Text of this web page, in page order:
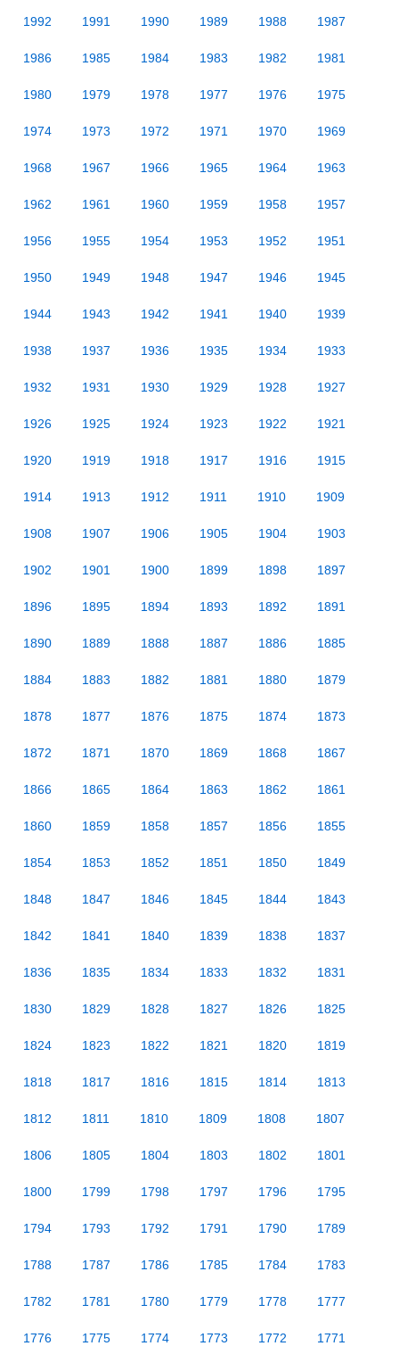
1992 1991 1990 1989 1988 1987
1986 1985 1984 1983 1982 1981
1980 1979 1978 1977 1976 1975
1974 1973 1972 1971 1970 1969
1968 1967 1966 1965 1964 1963
1962 1961 1960 1959 1958 1957
1956 1955 1954 1953 1952 1951
1950 1949 1948 1947 1946 1945
1944 1943 1942 1941 1940 1939
1938 1937 1936 1935 1934 1933
1932 1931 1930 1929 1928 1927
1926 1925 1924 1923 1922 1921
1920 1919 1918 1917 1916 1915
1914 1913 1912 1911 1910 1909
1908 1907 1906 1905 1904 1903
1902 1901 1900 1899 1898 1897
1896 1895 1894 1893 1892 1891
1890 1889 1888 1887 1886 1885
1884 1883 1882 1881 1880 1879
1878 1877 1876 1875 1874 1873
1872 1871 1870 1869 1868 1867
1866 1865 1864 1863 1862 1861
1860 1859 1858 1857 1856 1855
1854 1853 1852 1851 1850 1849
1848 1847 1846 1845 1844 1843
1842 1841 1840 1839 1838 1837
1836 1835 1834 1833 1832 1831
1830 1829 1828 1827 1826 1825
1824 1823 1822 1821 1820 1819
1818 1817 1816 1815 1814 1813
1812 1811 1810 1809 1808 1807
1806 1805 1804 1803 1802 1801
1800 1799 1798 1797 1796 1795
1794 1793 1792 1791 1790 1789
1788 1787 1786 1785 1784 1783
1782 1781 1780 1779 1778 1777
1776 1775 1774 1773 1772 1771